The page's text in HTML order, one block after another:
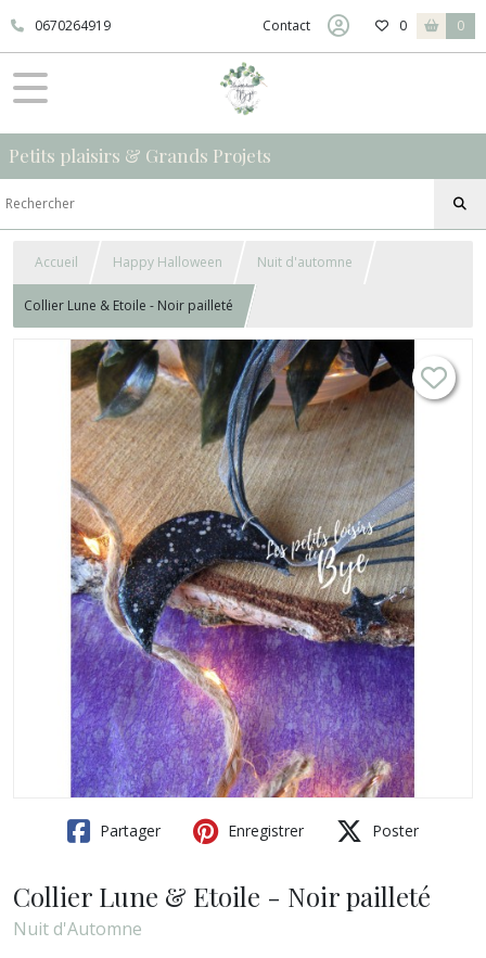
0670264919 Contact 0 0
Petits plaisirs & Grands Projets
Accueil Happy Halloween Nuit d'automne
Collier Lune & Etoile - Noir pailleté
Partager Enregistrer Poster
Collier Lune & Etoile - Noir pailleté
Nuit d'Automne